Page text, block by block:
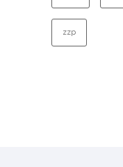
zzp